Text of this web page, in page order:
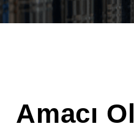
Amacı